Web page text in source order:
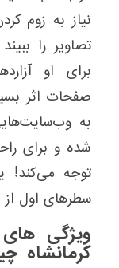
نیاز به زوم
تصاویر را
برای او
صفحات اثر
به
شده و برای
توجه می‌کند!
سطرهای اول
ویژگی
کرمانشاه